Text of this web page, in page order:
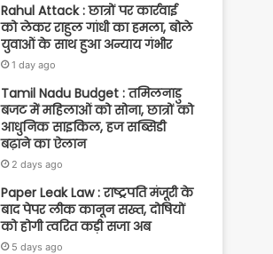
Rahul Attack : छात्रों पर कार्रवाई
को लेकर राहुल गांधी का हमला, बोले
युवाओं के साथ हुआ अन्याय गंभीर
1 day ago
Tamil Nadu Budget : तमिलनाडु
बजट में महिलाओं को सोना, छात्रों को
आधुनिक साइकिल, हज सब्सिडी
बढ़ाने का ऐलान
2 days ago
Paper Leak Law : राष्ट्रपति मंजूरी के
बाद पेपर लीक कानून सख्त, दोषियों
को होगी त्वरित कड़ी सजा अब
5 days ago